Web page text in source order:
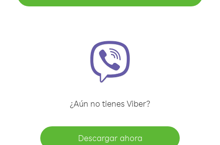
¿Aún no tienes Viber?
Descargar ahora